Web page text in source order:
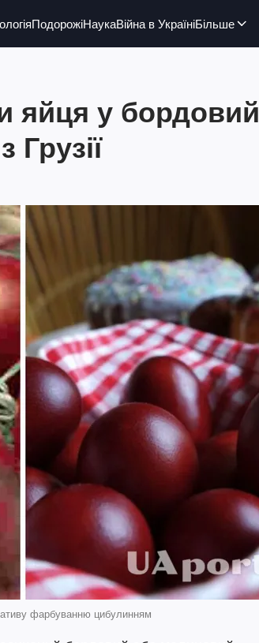
ПодорожіНаукаВійна в УкраїніБільше
яйця у бордовий
Грузії
фарбуванню цибулинням